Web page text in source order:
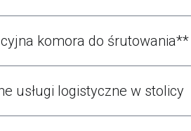
komora do śrutowania**
usługi logistyczne w stolicy